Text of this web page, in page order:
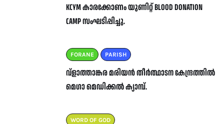
KCYM കാരക്കോണം യുണിറ്റ് BLOOD DONATION
CAMP സംഘടിപ്പിച്ചു.
FORANE PARISH
വ്ളാത്താങ്കര മരിയൻ തീർത്ഥാടന കേന്ദ്രത്തിൽ
മെഗാ മെഡിക്കൽ ക്യാമ്പ്.
WORD OF GOD